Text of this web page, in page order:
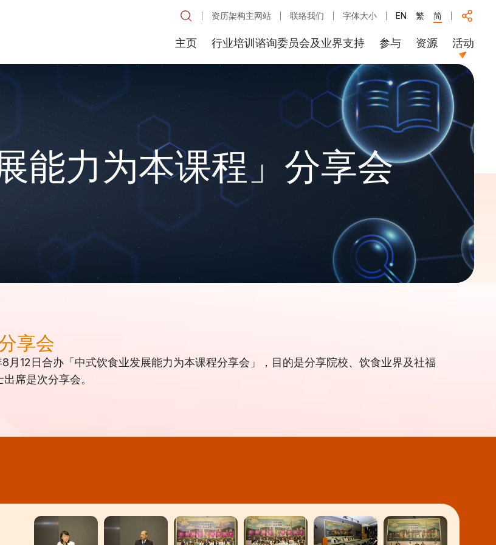
资历架构主网站 联络我们 字体大小 EN 繁 简
主页 行业培训谘询委员会及业界支持 参与 资源 活动
能力为本课程」分享会
享会
12日合办「中式饮食业发展能力为本课程分享会」，目的是分享院校、饮食业界及社福
席是次分享会。